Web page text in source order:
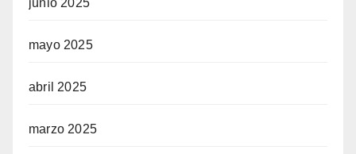
mayo 2025
abril 2025
marzo 2025